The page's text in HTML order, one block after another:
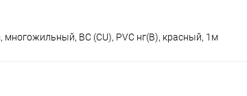
BC (CU), PVC нг(B), красный, 1м